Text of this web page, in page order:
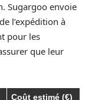
Sugargoo envoie
l’expédition à
pour les
que leur
Coût estimé (€)